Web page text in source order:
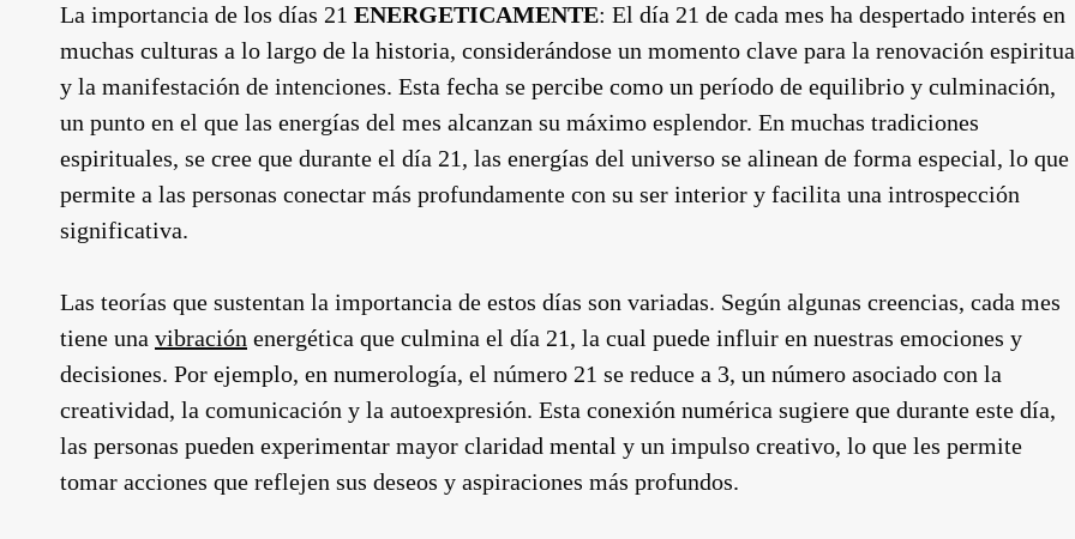
La importancia de los días 21 ENERGETICAMENTE: El día 21 de cada mes ha despertado interés en
muchas culturas a lo largo de la historia, considerándose un momento clave para la renovación
y la manifestación de intenciones. Esta fecha se percibe como un período de equilibrio y culminación,
un punto en el que las energías del mes alcanzan su máximo esplendor. En muchas tradiciones
espirituales, se cree que durante el día 21, las energías del universo se alinean de forma especial, lo que
permite a las personas conectar más profundamente con su ser interior y facilita una introspección
significativa.
Las teorías que sustentan la importancia de estos días son variadas. Según algunas creencias, cada mes
tiene una vibración energética que culmina el día 21, la cual puede influir en nuestras emociones y
decisiones. Por ejemplo, en numerología, el número 21 se reduce a 3, un número asociado con la
creatividad, la comunicación y la autoexpresión. Esta conexión numérica sugiere que durante este día,
las personas pueden experimentar mayor claridad mental y un impulso creativo, lo que les permite
tomar acciones que reflejen sus deseos y aspiraciones más profundos.